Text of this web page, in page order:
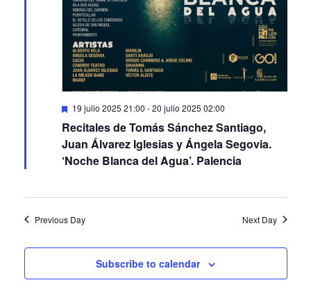
Featured
19 julio 2025 21:00-20 julio 2025 02:00
Recitales de Tomás Sánchez Santiago,
Juan Álvarez Iglesias y Ángela Segovia.
Subscribe to calendar